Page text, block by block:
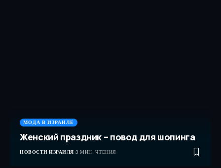
МОДА В ИЗРАИЛЕ
Женский праздник – повод для шопинга
НОВОСТИ ИЗРАИЛЯ 3 МИН. ЧТЕНИЯ